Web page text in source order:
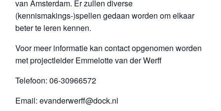
van Amsterdam. Er zullen diverse
(kennismakings-)spellen gedaan worden om elkaar
beter te leren kennen.
Voor meer informatie kan contact opgenomen worden
met projectleider Emmelotte van der Werff
Telefoon: 06-30966572
Email: evanderwerff@dock.nl